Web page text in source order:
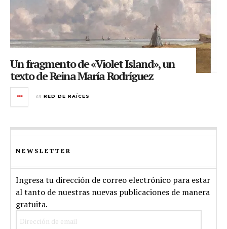
Un fragmento de «Violet Island», un
texto de Reina María Rodríguez
en RED DE RAÍCES
NEWSLETTER
Ingresa tu dirección de correo electrónico para estar
al tanto de nuestras nuevas publicaciones de manera
gratuita.